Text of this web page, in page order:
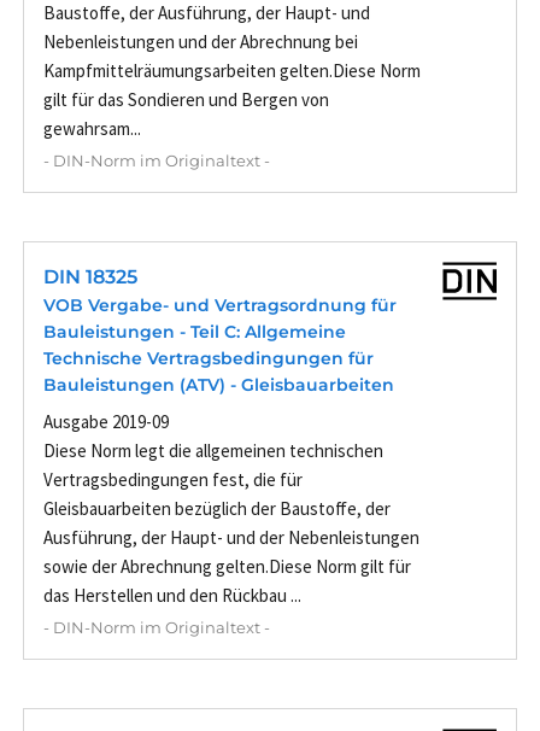
Baustoffe, der Ausführung, der Haupt- und
Nebenleistungen und der Abrechnung bei
Kampfmittelräumungsarbeiten gelten.Diese Norm
gilt für das Sondieren und Bergen von
gewahrsam...
- DIN-Norm im Originaltext -
DIN 18325
VOB Vergabe- und Vertragsordnung für
Bauleistungen - Teil C: Allgemeine
Technische Vertragsbedingungen für
Bauleistungen (ATV) - Gleisbauarbeiten
Ausgabe 2019-09
Diese Norm legt die allgemeinen technischen
Vertragsbedingungen fest, die für
Gleisbauarbeiten bezüglich der Baustoffe, der
Ausführung, der Haupt- und der Nebenleistungen
sowie der Abrechnung gelten.Diese Norm gilt für
das Herstellen und den Rückbau ...
- DIN-Norm im Originaltext -